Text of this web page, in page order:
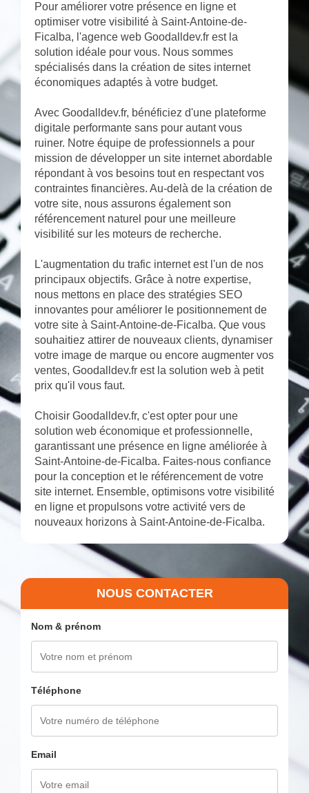
Pour améliorer votre présence en ligne et
optimiser votre visibilité à Saint-Antoine-de-
Ficalba, l'agence web Goodalldev.fr est la
solution idéale pour vous. Nous sommes
spécialisés dans la création de sites internet
économiques adaptés à votre budget.
Avec Goodalldev.fr, bénéficiez d'une plateforme
digitale performante sans pour autant vous
ruiner. Notre équipe de professionnels a pour
mission de développer un site internet abordable
répondant à vos besoins tout en respectant vos
contraintes financières. Au-delà de la création de
votre site, nous assurons également son
référencement naturel pour une meilleure
visibilité sur les moteurs de recherche.
L'augmentation du trafic internet est l'un de nos
principaux objectifs. Grâce à notre expertise,
nous mettons en place des stratégies SEO
innovantes pour améliorer le positionnement de
votre site à Saint-Antoine-de-Ficalba. Que vous
souhaitiez attirer de nouveaux clients, dynamiser
votre image de marque ou encore augmenter vos
ventes, Goodalldev.fr est la solution web à petit
prix qu'il vous faut.
Choisir Goodalldev.fr, c'est opter pour une
solution web économique et professionnelle,
garantissant une présence en ligne améliorée à
Saint-Antoine-de-Ficalba. Faites-nous confiance
pour la conception et le référencement de votre
site internet. Ensemble, optimisons votre visibilité
en ligne et propulsons votre activité vers de
nouveaux horizons à Saint-Antoine-de-Ficalba.
NOUS CONTACTER
Nom & prénom
Téléphone
Email